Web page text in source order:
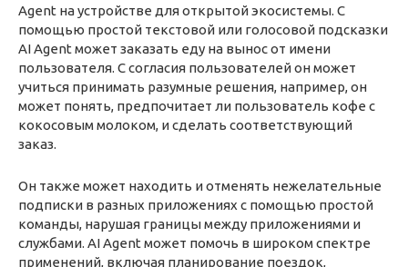
Agent на устройстве для открытой экосистемы. С
помощью простой текстовой или голосовой подсказки
AI Agent может заказать еду на вынос от имени
пользователя. С согласия пользователей он может
учиться принимать разумные решения, например, он
может понять, предпочитает ли пользователь кофе с
кокосовым молоком, и сделать соответствующий
заказ.
Он также может находить и отменять нежелательные
подписки в разных приложениях с помощью простой
команды, нарушая границы между приложениями и
службами. AI Agent может помочь в широком спектре
применений, включая планирование поездок,